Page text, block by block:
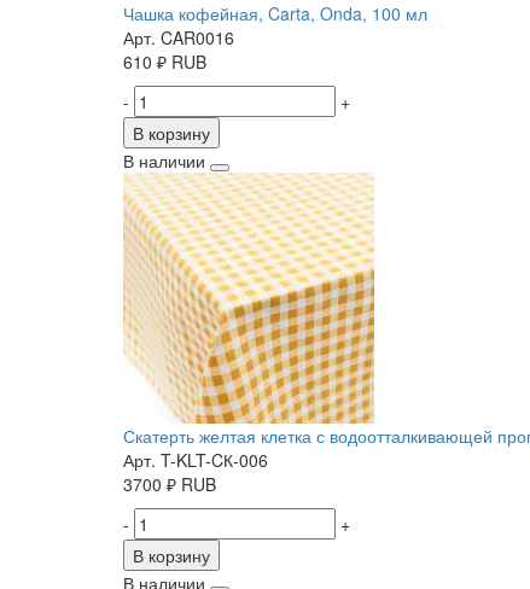
Чашка кофейная, Carta, Onda, 100 мл
Арт. CAR0016
610 ₽ RUB
-
+
В корзину
В наличии
Скатерть желтая клетка с водоотталкивающей
Арт. T-KLT-CК-006
3700 ₽ RUB
-
+
В корзину
В наличии